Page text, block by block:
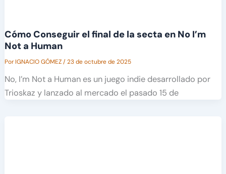
Cómo Conseguir el final de la secta en No I’m
Not a Human
PorIGNACIO GÓMEZ/23 de octubre de 2025
No, I’m Not a Human es un juego indie desarrollado por
Trioskaz y lanzado al mercado el pasado 15 de